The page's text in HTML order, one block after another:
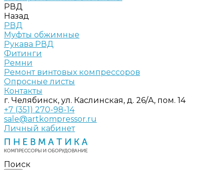
РВД
Назад
РВД
Муфты обжимные
Рукава РВД
Фитинги
Ремни
Ремонт винтовых компрессоров
Опросные листы
Контакты
г. Челябинск, ул. Каслинская, д. 26/А, пом. 14
+7 (351) 270-98-14
sale@artkompressor.ru
Личный кабинет
Поиск